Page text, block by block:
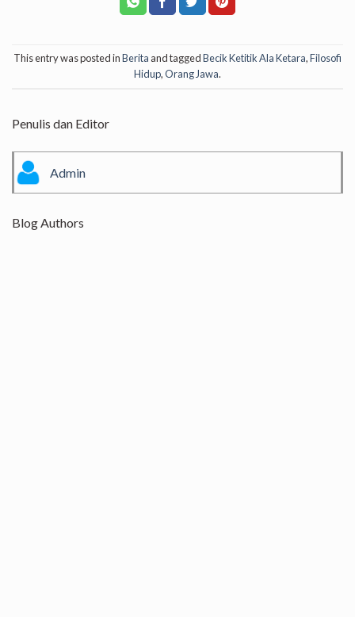
This entry was posted inBerita and taggedBecik Ketitik Ala Ketara,Filosofi
Hidup,Orang Jawa.
Penulis dan Editor
Admin
Blog Authors